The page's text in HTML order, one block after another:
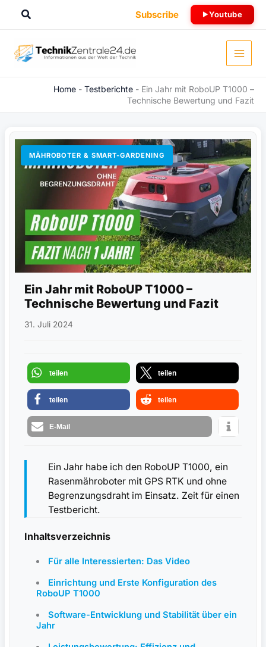
Suchen Subscribe Youtube
Home - Testberichte - Ein Jahr mit RoboUP T1000 –
Technische Bewertung und Fazit
MÄHROBOTER & SMART-GARDENING
Ein Jahr mit RoboUP T1000 –
Technische Bewertung und Fazit
31. Juli 2024
teilen teilen
teilen teilen
E-Mail
Ein Jahr habe ich den RoboUP T1000, ein
Rasenmähroboter mit GPS RTK und ohne
Begrenzungsdraht im Einsatz. Zeit für einen
Testbericht.
Inhaltsverzeichnis
Für alle Interessierten: Das Video
Einrichtung und Erste‌ Konfiguration des
RoboUP T1000
Software-Entwicklung‌ und Stabilität über ein
Jahr